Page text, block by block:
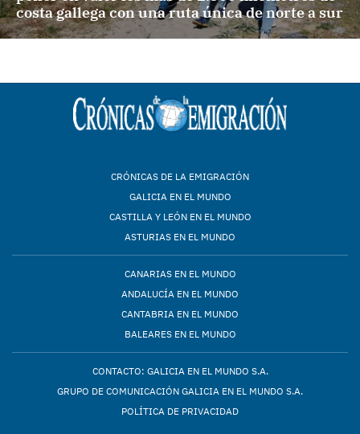
costa gallega con una ruta única de norte a sur
CRÓNICAS DE LA EMIGRACIÓN
GALICIA EN EL MUNDO
CASTILLA Y LEÓN EN EL MUNDO
ASTURIAS EN EL MUNDO
CANARIAS EN EL MUNDO
ANDALUCÍA EN EL MUNDO
CANTABRIA EN EL MUNDO
BALEARES EN EL MUNDO
CONTACTO: GALICIA EN EL MUNDO S.A.
GRUPO DE COMUNICACIÓN GALICIA EN EL MUNDO S.A.
POLÍTICA DE PRIVACIDAD